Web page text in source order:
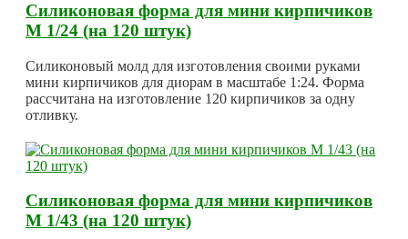
Силиконовая форма для мини кирпичиков
М 1/24 (на 120 штук)
Силиконовый молд для изготовления своими руками
мини кирпичиков для диорам в масштабе 1:24. Форма
рассчитана на изготовление 120 кирпичиков за одну
отливку.
Силиконовая форма для мини кирпичиков
М 1/43 (на 120 штук)